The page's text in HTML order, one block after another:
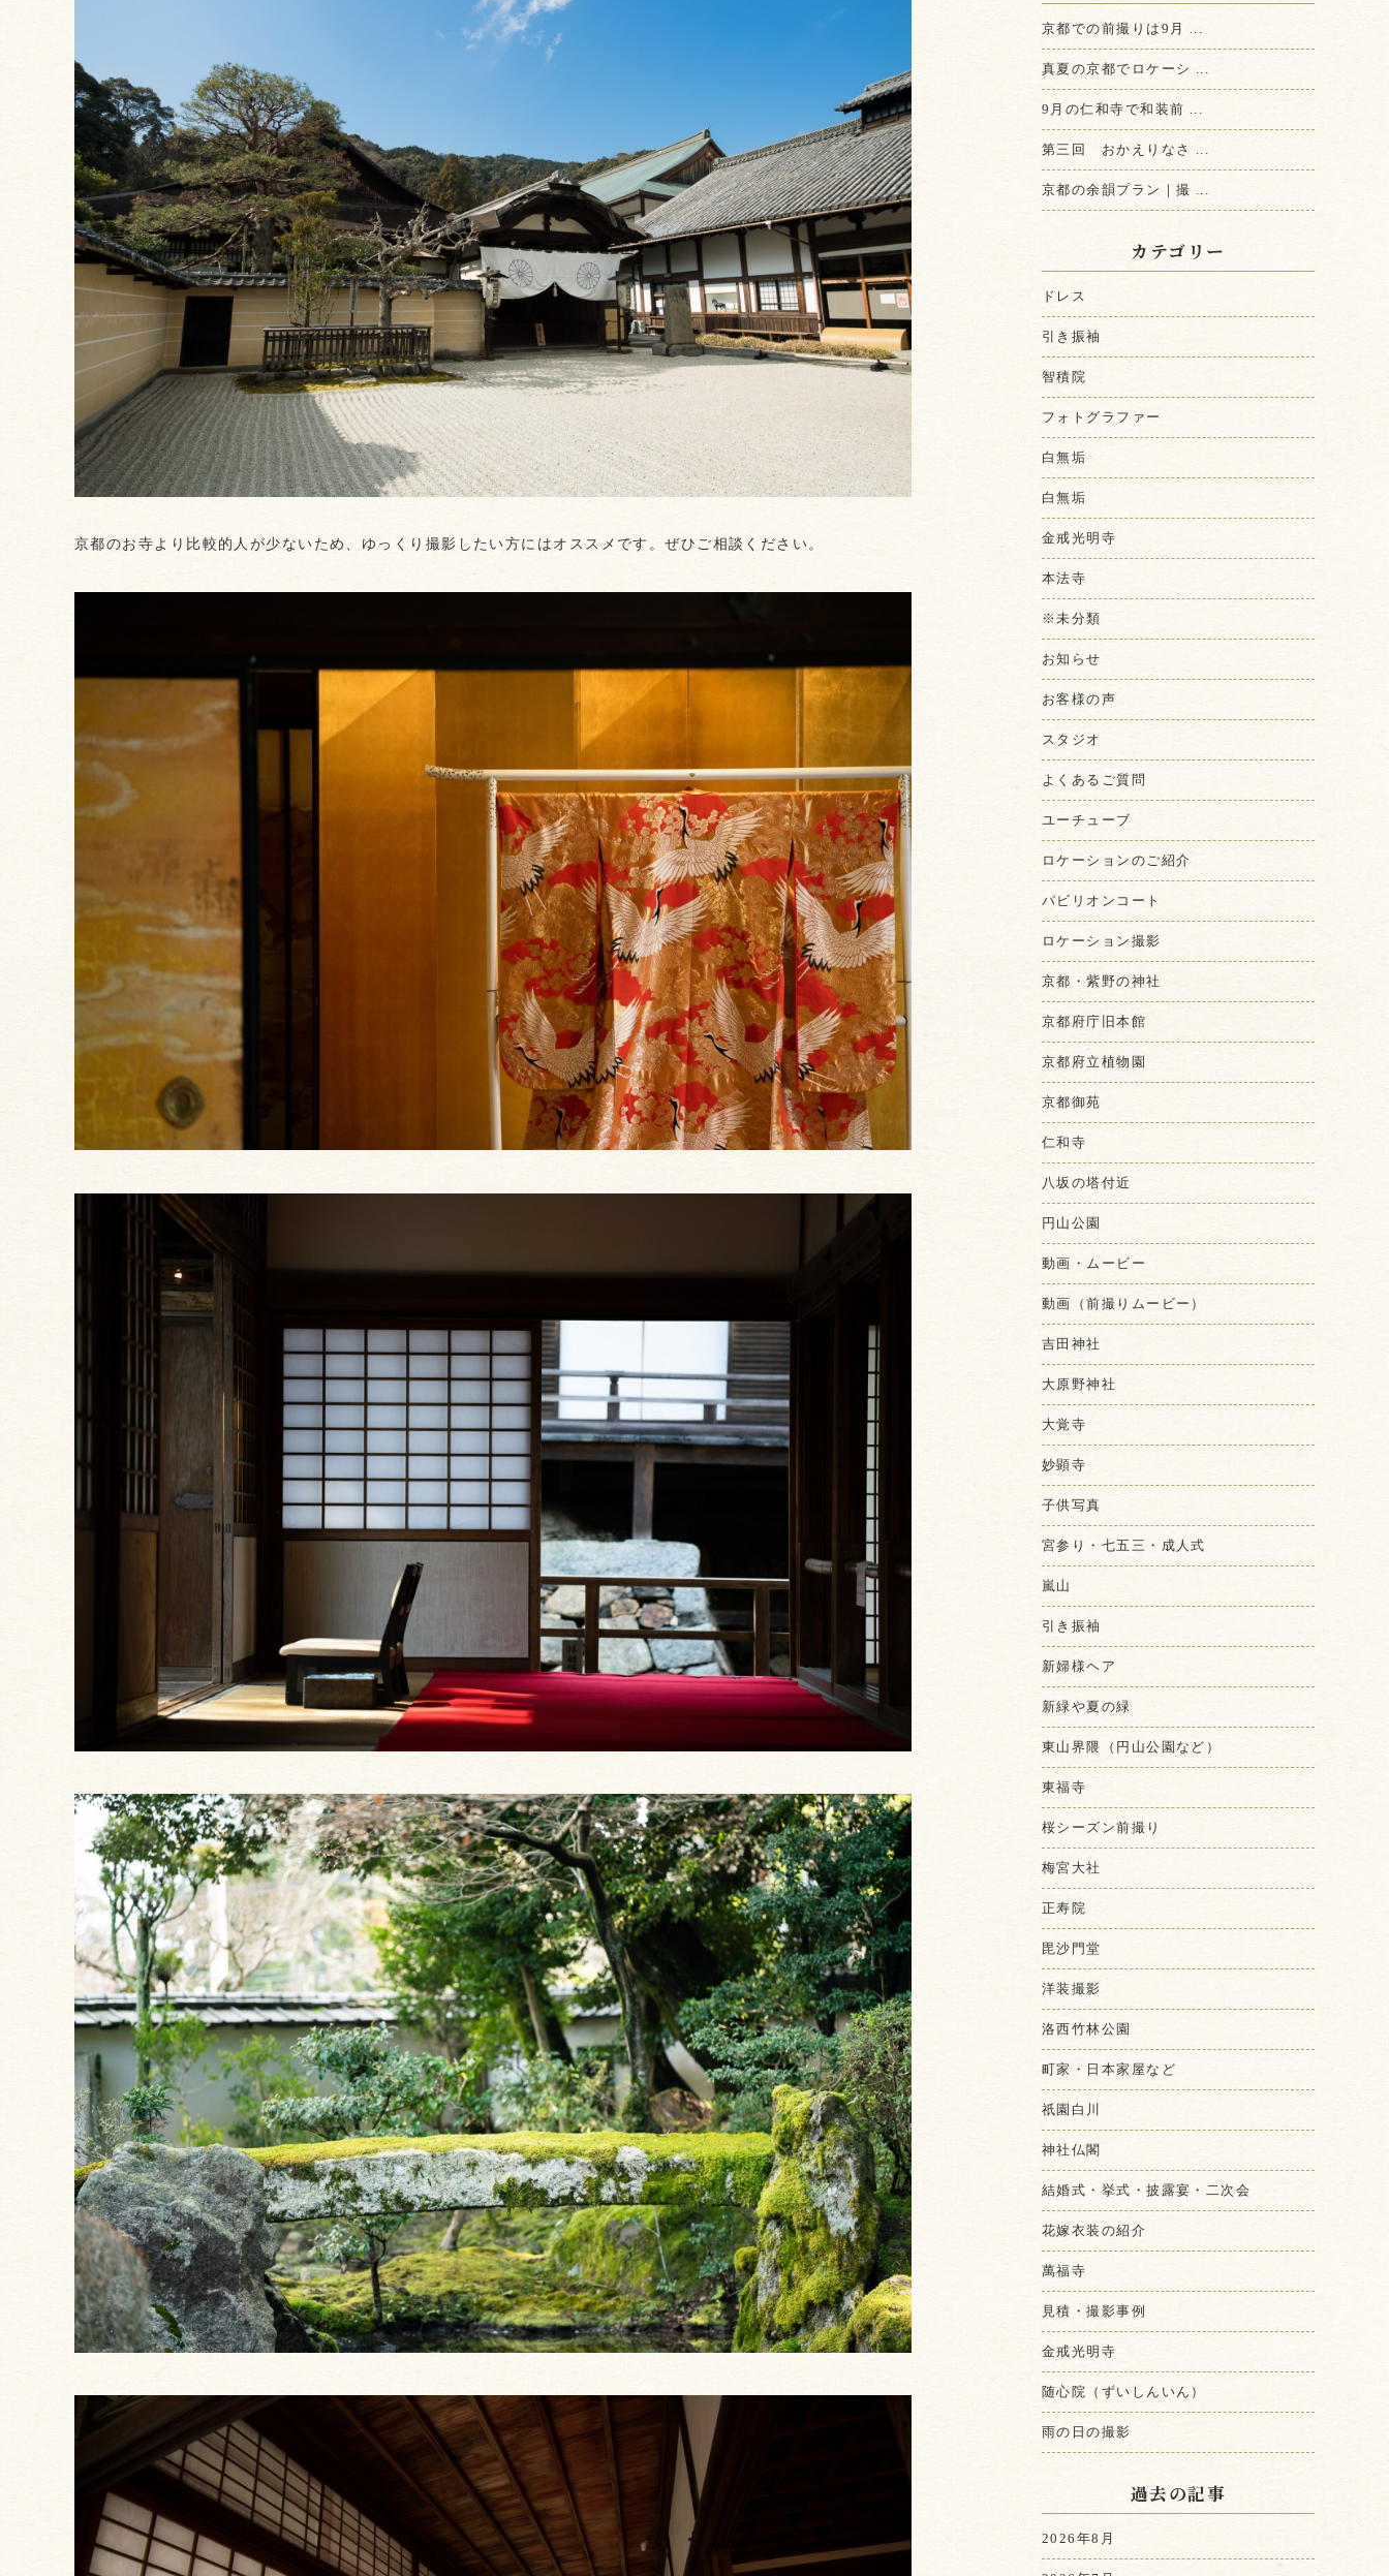
京都のお寺より比較的人が少ないため、ゆっくり撮影したい方にはオススメです。ぜひご相談ください。
京都での前撮りは9月 ...
真夏の京都でロケーシ ...
9月の仁和寺で和装前 ...
第三回 おかえりなさ ...
京都の余韻プラン｜撮 ...
カテゴリー
ドレス
引き振袖
智積院
フォトグラファー
白無垢
白無垢
金戒光明寺
本法寺
※未分類
お知らせ
お客様の声
スタジオ
よくあるご質問
ユーチューブ
ロケーションのご紹介
パビリオンコート
ロケーション撮影
京都・紫野の神社
京都府庁旧本館
京都府立植物園
京都御苑
仁和寺
八坂の塔付近
円山公園
動画・ムービー
動画（前撮りムービー）
吉田神社
大原野神社
大覚寺
妙顕寺
子供写真
宮参り・七五三・成人式
嵐山
引き振袖
新婦様ヘア
新緑や夏の緑
東山界隈（円山公園など）
東福寺
桜シーズン前撮り
梅宮大社
正寿院
毘沙門堂
洋装撮影
洛西竹林公園
町家・日本家屋など
祇園白川
神社仏閣
結婚式・挙式・披露宴・二次会
花嫁衣装の紹介
萬福寺
見積・撮影事例
金戒光明寺
随心院（ずいしんいん）
雨の日の撮影
過去の記事
2026年8月